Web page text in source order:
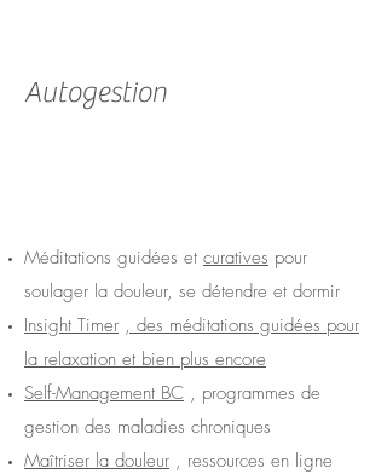
Autogestion
Méditations guidées et curatives pour
soulager la douleur, se détendre et dormir
Insight Timer , des méditations guidées pour
la relaxation et bien plus encore
Self-Management BC , programmes de
gestion des maladies chroniques
Maîtriser la douleur , ressources en ligne